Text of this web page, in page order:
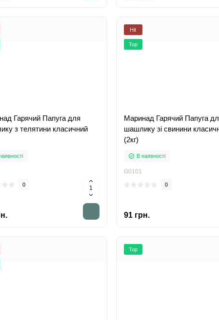
Гарячий Папуга для
з телятини класичний
0
Hit
Top
Маринад Гарячий Папуга
шашлику зі свинини
(2кг)
В наявності
G0101
0
91 грн.
Top